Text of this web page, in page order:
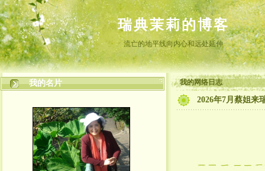
瑞典茉莉的博客
流亡的地平线向内心和远处延伸
我的名片 我的网络日志
2026年7月蔡姐来